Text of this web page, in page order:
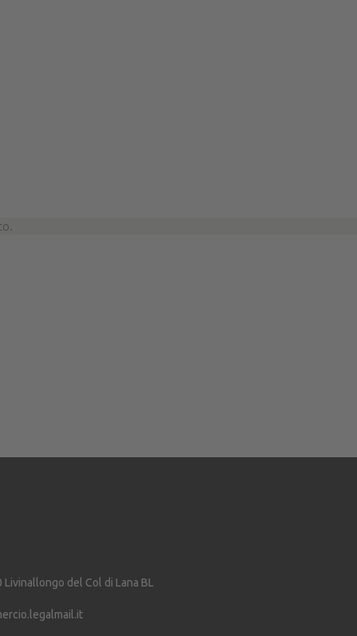
Livinallongo del Col di Lana BL